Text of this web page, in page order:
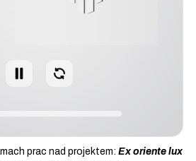
prac nad projektem: Ex oriente lux